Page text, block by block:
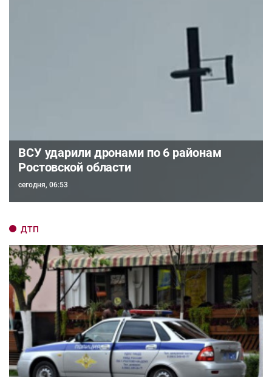
ВСУ ударили дронами по 6 районам
Ростовской области
сегодня, 06:53
ДТП